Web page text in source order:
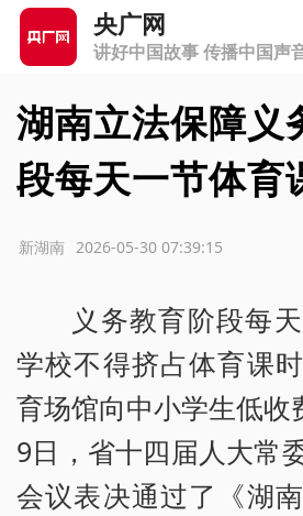
央广网
讲好中国故事 传播中国声
湖南立法保障义
段每天一节体育
2026-05-30 07:39:15
新湖南
义务教育阶段每
学校不得挤占体育课
育场馆向中小学生低
9日，省十四届人大常
会议表决通过了《湖